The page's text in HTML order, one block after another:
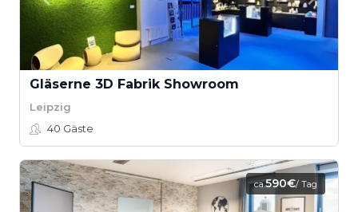
Gläserne 3D Fabrik Showroom
Leipzig
40 Gäste
ca.590€/ Tag